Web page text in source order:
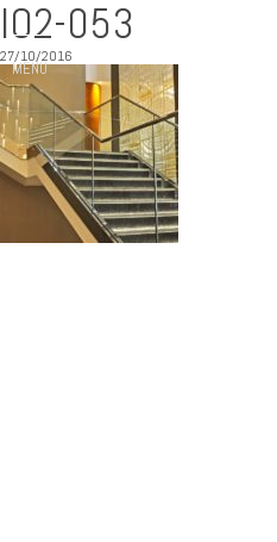
MENU
IO2-053
27/10/2016